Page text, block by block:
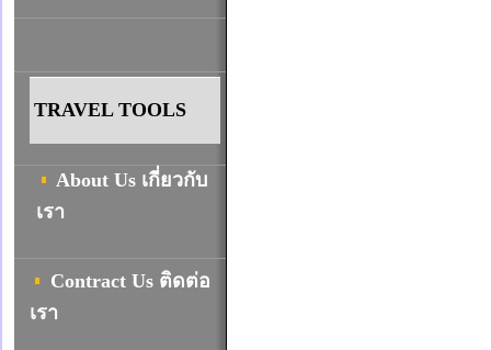
TRAVEL TOOLS
About Us เกี่ยวกับ
เรา
Contract Us ติดต่อ
เรา